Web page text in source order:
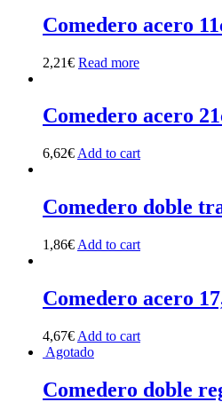
Comedero acero
2,21€ Read more
Comedero acero
6,62€ Add to cart
Comedero doble
1,86€ Add to cart
Comedero acero
4,67€ Add to cart
Agotado
Comedero doble